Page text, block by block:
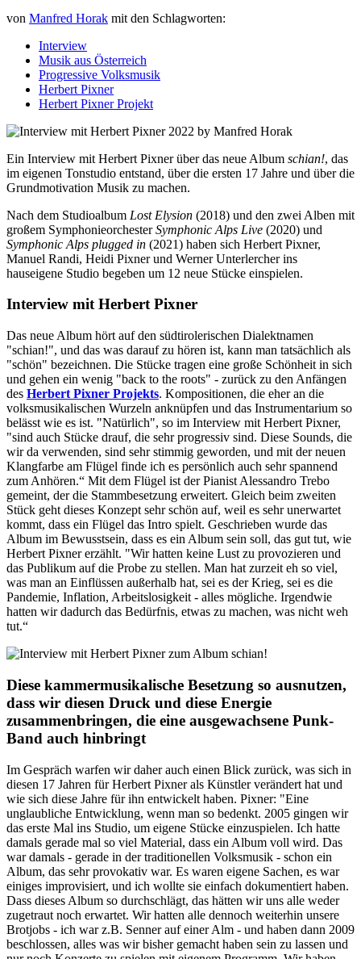
von Manfred Horak mit den Schlagworten:
Interview
Musik aus Österreich
Progressive Volksmusik
Herbert Pixner
Herbert Pixner Projekt
Ein Interview mit Herbert Pixner über das neue Album schian!, das
im eigenen Tonstudio entstand, über die ersten 17 Jahre und über die
Grundmotivation Musik zu machen.
Nach dem Studioalbum Lost Elysion (2018) und den zwei Alben mit
großem SymphonieorchesterSymphonic Alps Live (2020) und
Symphonic Alps plugged in (2021) haben sich Herbert Pixner,
Manuel Randi, Heidi Pixner und Werner Unterlercher ins
hauseigene Studio begeben um 12 neue Stücke einspielen.
Interview mit Herbert Pixner
Das neue Album hört auf den südtirolerischen Dialektnamen
"schian!", und das was darauf zu hören ist, kann man tatsächlich als
"schön" bezeichnen. Die Stücke tragen eine große Schönheit in sich
und gehen ein wenig "back to the roots" - zurück zu den Anfängen
des Herbert Pixner Projekts. Kompositionen, die eher an die
volksmusikalischen Wurzeln anknüpfen und das Instrumentarium so
belässt wie es ist. "Natürlich", so im Interview mit Herbert Pixner,
"sind auch Stücke drauf, die sehr progressiv sind. Diese Sounds, die
wir da verwenden, sind sehr stimmig geworden, und mit der neuen
Klangfarbe am Flügel finde ich es persönlich auch sehr spannend
zum Anhören.“ Mit dem Flügel ist der Pianist Alessandro Trebo
gemeint, der die Stammbesetzung erweitert. Gleich beim zweiten
Stück geht dieses Konzept sehr schön auf, weil es sehr unerwartet
kommt, dass ein Flügel das Intro spielt. Geschrieben wurde das
Album im Bewusstsein, dass es ein Album sein soll, das gut tut, wie
Herbert Pixner erzählt. "Wir hatten keine Lust zu provozieren und
das Publikum auf die Probe zu stellen. Man hat zurzeit eh so viel,
was man an Einflüssen außerhalb hat, sei es der Krieg, sei es die
Pandemie, Inflation, Arbeitslosigkeit - alles mögliche. Irgendwie
hatten wir dadurch das Bedürfnis, etwas zu machen, was nicht weh
tut.“
Diese kammermusikalische Besetzung so ausnutzen,
dass wir diesen Druck und diese Energie
zusammenbringen, die eine ausgewachsene Punk-
Band auch hinbringt
Im Gespräch warfen wir daher auch einen Blick zurück, was sich in
diesen 17 Jahren für Herbert Pixner als Künstler verändert hat und
wie sich diese Jahre für ihn entwickelt haben. Pixner: "Eine
unglaubliche Entwicklung, wenn man so bedenkt. 2005 gingen wir
das erste Mal ins Studio, um eigene Stücke einzuspielen. Ich hatte
damals gerade mal so viel Material, dass ein Album voll wird. Das
war damals - gerade in der traditionellen Volksmusik - schon ein
Album, das sehr provokativ war. Es waren eigene Sachen, es war
einiges improvisiert, und ich wollte sie einfach dokumentiert haben.
Dass dieses Album so durchschlägt, das hätten wir uns alle weder
zugetraut noch erwartet. Wir hatten alle dennoch weiterhin unsere
Brotjobs - ich war z.B. Senner auf einer Alm - und haben dann 2009
beschlossen, alles was wir bisher gemacht haben sein zu lassen und